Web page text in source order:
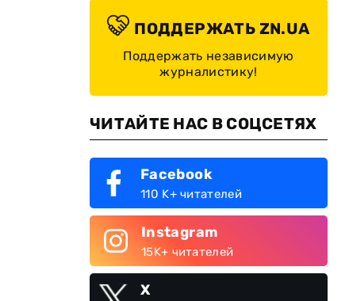
ПОДДЕРЖАТЬ ZN.UA
Поддержать независимую
журналистику!
ЧИТАЙТЕ НАС В СОЦСЕТЯХ
Facebook
110 K+ читателей
Instagram
15K+ читателей
X